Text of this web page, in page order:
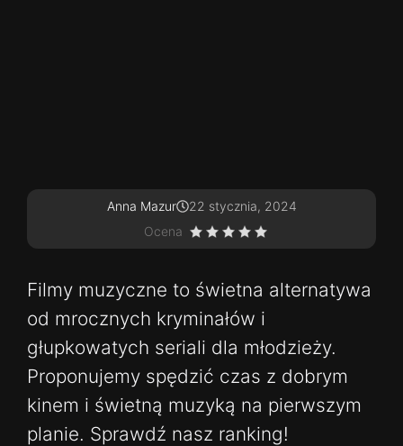
Anna Mazur
22 stycznia, 2024
Ocena
Filmy muzyczne to świetna alternatywa
od mrocznych kryminałów i
głupkowatych seriali dla młodzieży.
Proponujemy spędzić czas z dobrym
kinem i świetną muzyką na pierwszym
planie. Sprawdź nasz ranking!